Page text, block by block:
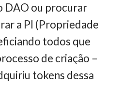
DAO ou procurar
a PI (Propriedade
todos que
de criação –
tokens dessa